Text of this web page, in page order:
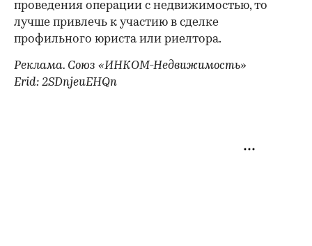
проведения операции с недвижимостью, то
лучше привлечь к участию в сделке
профильного юриста или риелтора.
Реклама. Союз «ИНКОМ-Недвижимость»
Erid: 2SDnjeuEHQn